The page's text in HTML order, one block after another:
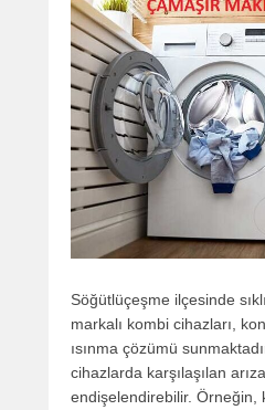
Söğütlüçeşme ilçesinde
markalı kombi cihazları,
ısınma çözümü
cihazlarda karşılaşılan
endişelendirebilir. Örneğin,